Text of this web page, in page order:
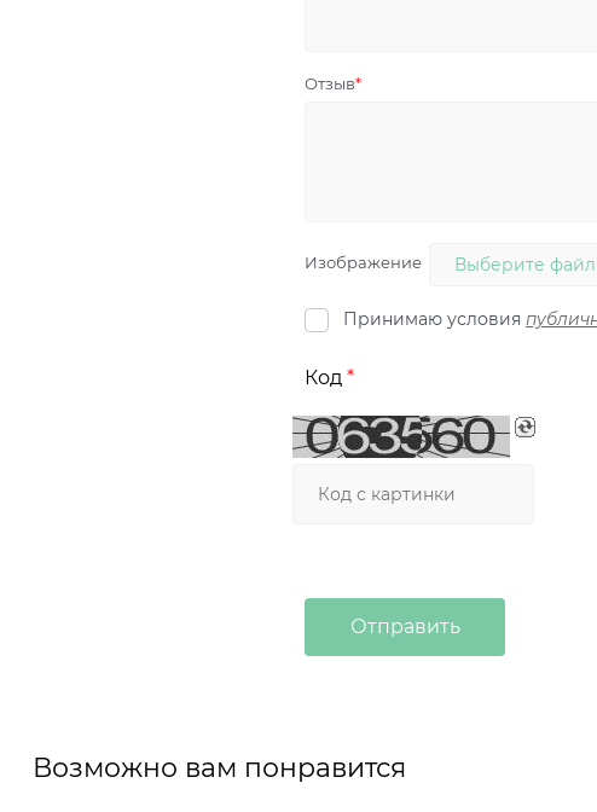
Отзыв
Изображение Выберите файл
Принимаю условия
Код
Возможно вам понравится